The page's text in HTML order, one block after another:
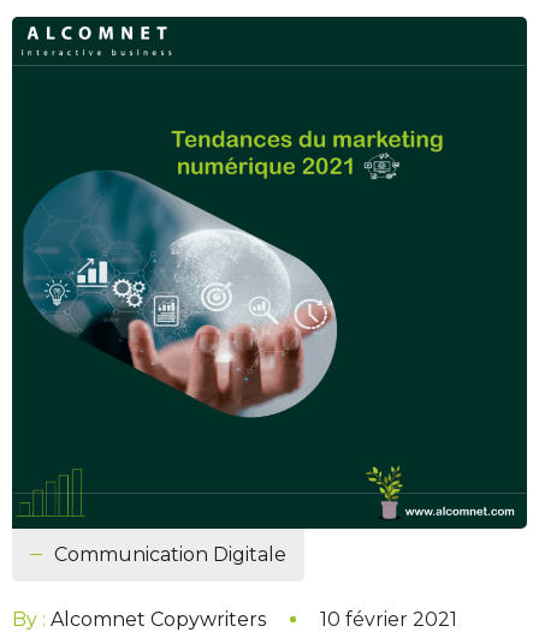
Communication Digitale
By : Alcomnet Copywriters 10 février 2021